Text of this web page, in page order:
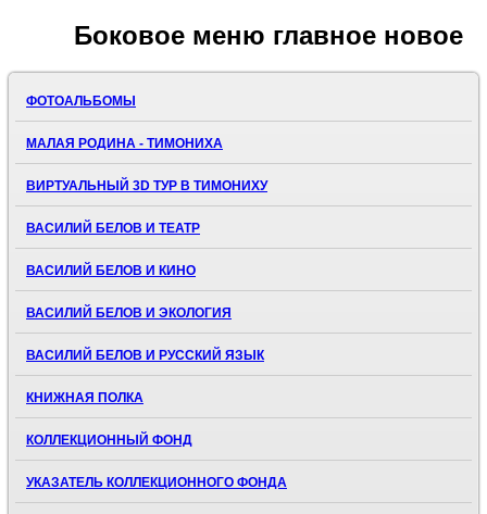
Боковое меню главное новое
ФОТОАЛЬБОМЫ
МАЛАЯ РОДИНА - ТИМОНИХА
ВИРТУАЛЬНЫЙ 3D ТУР В ТИМОНИХУ
ВАСИЛИЙ БЕЛОВ И ТЕАТР
ВАСИЛИЙ БЕЛОВ И КИНО
ВАСИЛИЙ БЕЛОВ И ЭКОЛОГИЯ
ВАСИЛИЙ БЕЛОВ И РУССКИЙ ЯЗЫК
КНИЖНАЯ ПОЛКА
КОЛЛЕКЦИОННЫЙ ФОНД
УКАЗАТЕЛЬ КОЛЛЕКЦИОННОГО ФОНДА